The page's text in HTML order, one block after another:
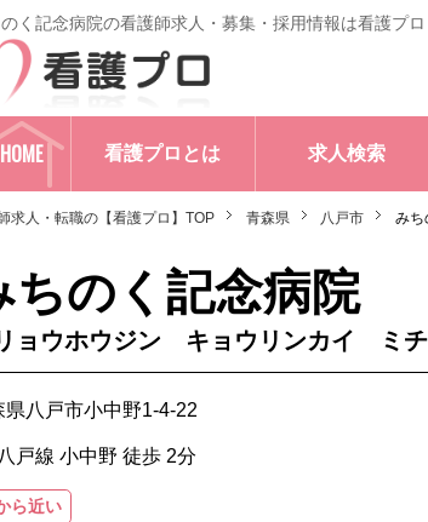
く記念病院の看護師求人・募集・採用情報は看護プ
HOME 看護プロとは 求人検索
求人・転職の【看護プロ】TOP 青森県 八戸市 みち
ちのく記念病院
ョウホウジン キョウリンカイ ミチ
県八戸市小中野1-4-22
八戸線 小中野 徒歩 2分
ら近い